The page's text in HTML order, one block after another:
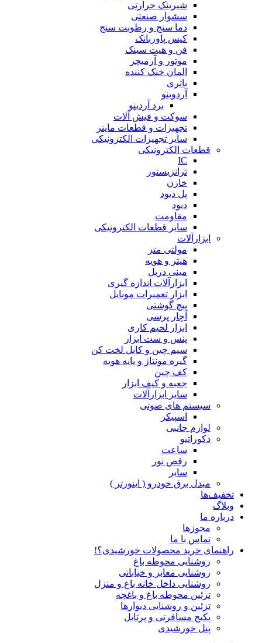
شیرینک حرارتی
سشوار صنعتی
دما سنج و رطوبت سنج
کیس پاوربانک
فن و هیت سینک
موتور و آرمیچر
المان خنک کننده
باتری
آردوینو
برد آردینو
سوکت و فیش آلات
تجهیزات و قطعات ماینر
سایر تجهیزات الکترونیکی
قطعات الکترونیکی
IC
ترانزیستور
خازن
پل دیود
دیود
مقاومت
سایر قطعات الکترونیکی
ابزارآلات
مولتی متر
هیتر و هویه
مینی دریل
ابزارآلات اندازه گیری
ابزار تعمیرات موبایل
پیچ گوشتی
آچار پرسی
ابزار لحیم کاری
پنس و ست ابزار
سیم چین و کابل لخت کن
گیره مونتاژ و پایه هویه
کف چین
جعبه و کیف ابزار
سایر ابزارآلات
سیستم های صوتی
اسپیکر
لوازم جانبی
دکوراتیو
ساعت
رقص نور
سایر
مبدل برق خودرو ( اینورتر )
تخفیف‌ها
وبلاگ
درباره ما
مجوزها
تماس با ما
راهنمای خرید محصولات خورشیدی؟!
روشنایی محوطه باغ
روشنایی معابر و خیابانی
روشنایی داخل خانه باغ و منزل
تزئین محوطه باغ و باغچه
تزئین و روشنایی دیوارها
پکیج مسافرتی و پرتابل
پنل خورشیدی